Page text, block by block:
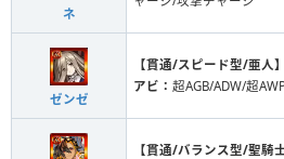
ネ
ゼンゼ
【貫通/スピード型/亜人】
アビ： 超AGB/ADW/超
【貫通/バランス型/聖騎士